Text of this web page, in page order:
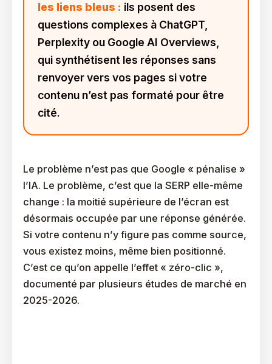
les liens bleus : ils posent des
questions complexes à ChatGPT,
Perplexity ou Google AI Overviews,
qui synthétisent les réponses sans
renvoyer vers vos pages si votre
contenu n’est pas formaté pour être
cité.
Le problème n’est pas que Google « pénalise »
l’IA. Le problème, c’est que la SERP elle-même
change : la moitié supérieure de l’écran est
désormais occupée par une réponse générée.
Si votre contenu n’y figure pas comme source,
vous existez moins, même bien positionné.
C’est ce qu’on appelle l’effet « zéro-clic »,
documenté par plusieurs études de marché en
2025-2026.